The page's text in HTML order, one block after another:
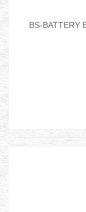
BS-BATTERY